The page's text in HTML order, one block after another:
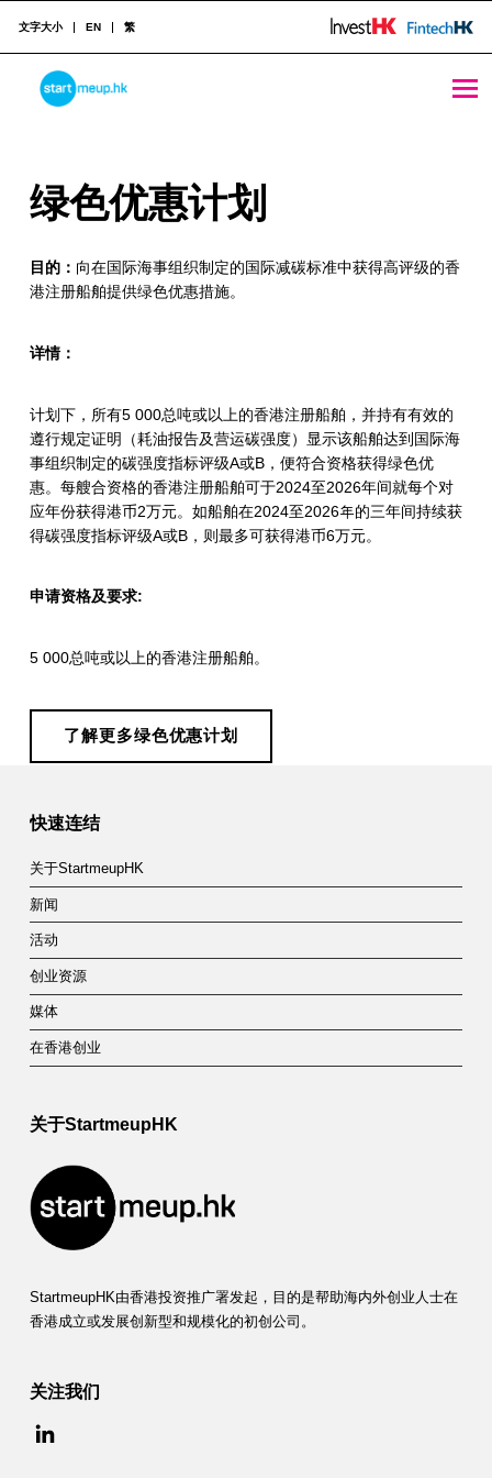
STARTMEUPHK
STARTMEUPHK FESTIVAL IS THE LEADING STARTUP AND INNOVATION CONFERENCE EVENT IN HONG KONG
文字大小 EN 繁
绿
优
计
划
绿色优惠计划
目的： 向在国际海事组织制定的国际减碳标准中获得高评级的香
港注册船舶提供绿色优惠措施。
详情：
计划下，所有5 000总吨或以上的香港注册船舶，并持有有效的
遵行规定证明（耗油报告及营运碳强度）显示该船舶达到国际海
事组织制定的碳强度指标评级A或B，便符合资格获得绿色优
惠。每艘合资格的香港注册船舶可于2024至2026年间就每个对
应年份获得港币2万元。如船舶在2024至2026年的三年间持续获
得碳强度指标评级A或B，则最多可获得港币6万元。
申请资格及要求:
5 000总吨或以上的香港注册船舶。
了解更多绿色优惠计划
Skip back to main navigation
快速连结
关于StartmeupHK
新闻
活动
创业资源
媒体
在香港创业
关于StartmeupHK
StartmeupHK由香港投资推广署发起，目的是帮助海内外创业人士在
香港成立或发展创新型和规模化的初创公司。
关注我们